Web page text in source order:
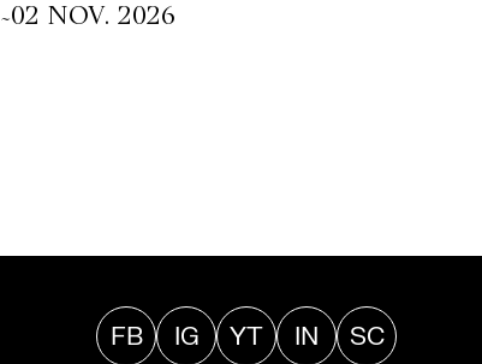
~02 NOV. 2026
FB IG YT IN SC